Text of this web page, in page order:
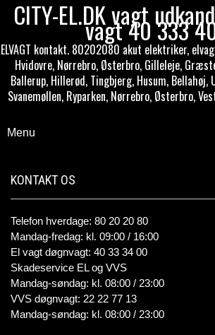
CITY-EL.DK vagt
vagt 40 333
ELVAGT kontakt. 80202080 akut elektriker,
Hvidovre, Nørrebro, Østerbro, Gilleleje,
Ballerup, Hillerød, Tingbjerg, Husum, Bellahøj,
Svanemøllen, Ryparken, Nørrebro, Østerbro,
Menu
KONTAKT OS
Telefon hverdage: 80 20 20 80
Mandag-fredag: kl. 09:00 / 16:00
El vagt døgnvagt: 40 33 34 00
Skadeservice EL og VVS
Mandag-søndag: kl. 08:00 / 23:00
VVS døgnvagt: 22 22 77 13
Mandag-søndag: kl. 08:00 / 23:00